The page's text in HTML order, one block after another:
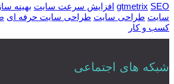
gtmetrix SEO افزایش سرعت سایت بهینه
سایت طراحی سایت طراحی سایت حرفه ای
کسب و کار
شبکه های اجتماعی